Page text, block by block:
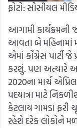
ફોટો: સોસીયલ
આગામી કાર્યક્રમની
આવતા બે મહિનામાં
એમાં કોંગ્રેસ પાર્ટી
કરશું. પણ અત્યારે
2020ના માર્ચ
પદયાત્રા માટે
કેટલાય ગામડા
રહેશે દરેક લોકોને